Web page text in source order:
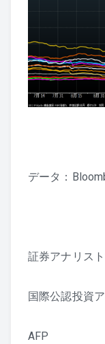
データ：
証券アナリス
国際公認投資
AFP